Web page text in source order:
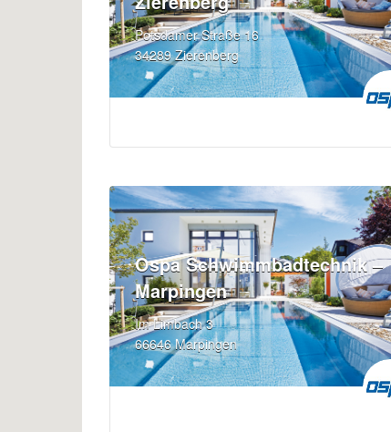
Potsdamer Straße 16
34289 Zierenberg
Ospa Schwimmbadtechnik –
Marpingen
Im Limbach 3
66646 Marpingen